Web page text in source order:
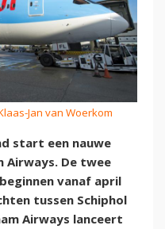
Jan van Woerkom
start een nauwe
Airways. De twee
vanaf april
tussen Schiphol
Airways lanceert